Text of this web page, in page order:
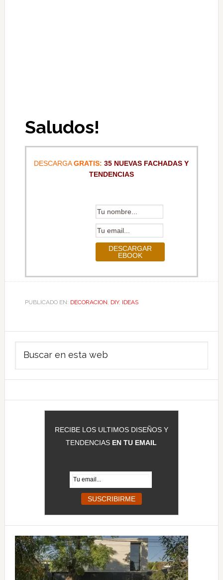
Saludos!
DESCARGAGRATIS: 35 NUEVAS FACHADAS Y
TENDENCIAS
PUBLICADO EN: DECORACION, DIY, IDEAS
Barra
lateral
principal
RECIBE LOS ULTIMOS DISEÑOS Y
TENDENCIAS EN TU EMAIL